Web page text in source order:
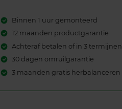
Binnen 1 uur gemonteerd
12 maanden productgarantie
Achteraf betalen of in 3 termijnen
30 dagen omruilgarantie
3 maanden gratis herbalanceren